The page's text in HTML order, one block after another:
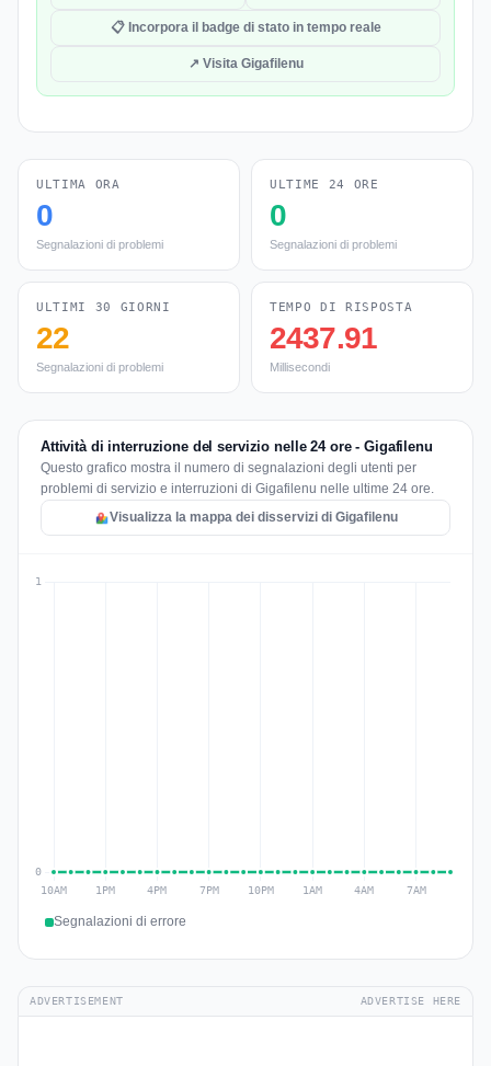
📋 Incorpora il badge di stato in tempo reale
↗ Visita Gigafilenu
ULTIMA ORA
0
Segnalazioni di problemi
ULTIME 24 ORE
0
Segnalazioni di problemi
ULTIMI 30 GIORNI
22
Segnalazioni di problemi
TEMPO DI RISPOSTA
2437.91
Millisecondi
Attività di interruzione del servizio nelle 24 ore - Gigafilenu
Questo grafico mostra il numero di segnalazioni degli utenti per
problemi di servizio e interruzioni di Gigafilenu nelle ultime 24 ore.
Visualizza la mappa dei disservizi di Gigafilenu
Segnalazioni di errore
ADVERTISEMENT ADVERTISE HERE